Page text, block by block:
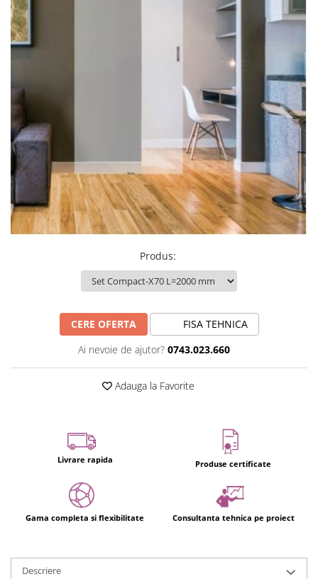
Produs:
CERE OFERTA
FISA TEHNICA
Ai nevoie de ajutor? 0743.023.660
Adauga la Favorite
Livrare rapida Produse certificate
Gama completa si flexibilitate Consultanta tehnica pe proiect
Descriere